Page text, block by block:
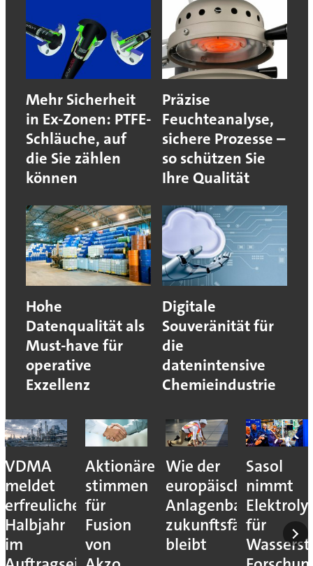
Mehr Sicherheit
in Ex-Zonen: PTFE-
Schläuche, auf
die Sie zählen
können
Präzise
Feuchteanalyse,
sichere Prozesse –
so schützen Sie
Ihre Qualität
Hohe
Datenqualität als
Must-have für
operative
Exzellenz
Digitale
Souveränität für
die
datenintensive
Chemieindustrie
VDMA
meldet
erfreuliches
Halbjahr
im
Aktionäre
stimmen
für
Fusion
von
Wie der
europäische
Anlagenbau
zukunftsfähig
bleibt
Sasol
nimmt
für